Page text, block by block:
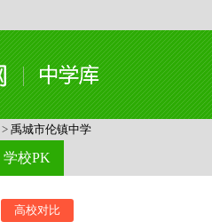
> 禹城市伦镇中学
学校PK
高校对比